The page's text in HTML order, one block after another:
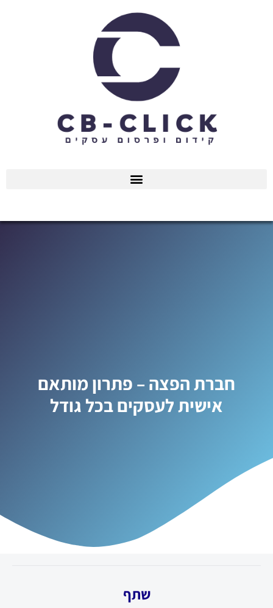
חברת הפצה – פתרון מותאם
אישית לעסקים בכל גודל
שתף